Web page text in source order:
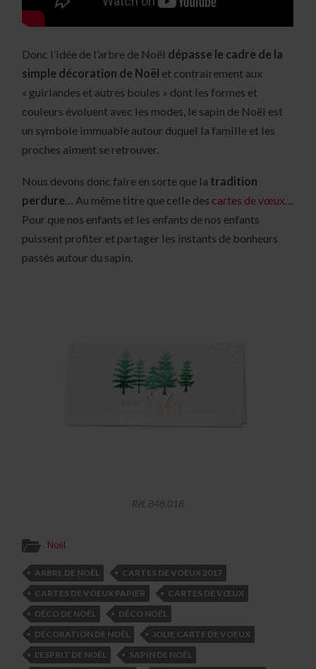
Donc l’idée de l’arbre de Noël dépasse le cadre de la
simple décoration de Noël et contrairement aux
« guirlandes et autres boules » dont les formes et
couleurs évoluent avec les modes, le sapin de Noël est
un symbole immuable autour duquel la famille et les
proches aiment se retrouver.
Nous devons donc faire en sorte que la tradition
perdure … Au même titre que celle des cartes de vœux…
Pour que nos enfants et les enfants de nos enfants
puissent profiter et partager les instants de bonheurs
passés autour du sapin.
Réf. 848.018
Noël
ARBRE DE NOËL
CARTES DE VOEUX 2017
CARTES DE VOEUX PAPIER
CARTES DE VŒUX
DÉCO DE NOËL
DÉCO NOËL
DÉCORATION DE NOËL
JOLIE CARTE DE VOEUX
L'ESPRIT DE NOËL
SAPIN DE NOËL